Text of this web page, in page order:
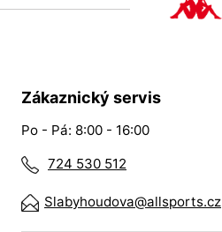
Zákaznický servis
Po - Pá: 8:00 - 16:00
724 530 512
Slabyhoudova@allsports.cz